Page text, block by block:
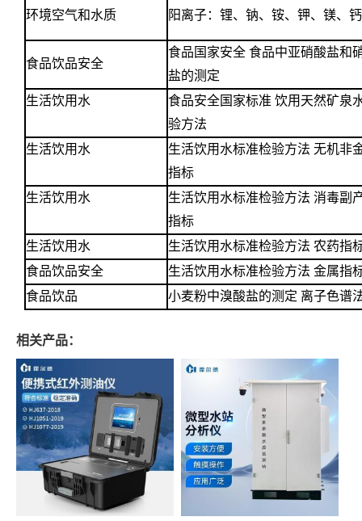
环境空气和水质 阳离子：锂、钠、铵、钾、镁、钙
食品饮品安全
食品国家安全 食品中亚硝酸盐和
盐的测定
生活饮用水
食品安全国家标准 饮用天然矿泉
验方法
生活饮用水
生活饮用水标准检验方法 无机非
指标
生活饮用水
生活饮用水标准检验方法 消毒副
指标
生活饮用水
生活饮用水标准检验方法 农药指
食品饮品安全
生活饮用水标准检验方法 金属指
食品饮品
小麦粉中溴酸盐的测定 离子色谱
相关产品：